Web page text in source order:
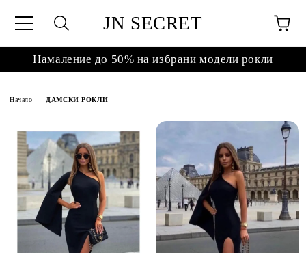
JN SECRET
Намаление до 50% на избрани модели рокли
Начало ДАМСКИ РОКЛИ